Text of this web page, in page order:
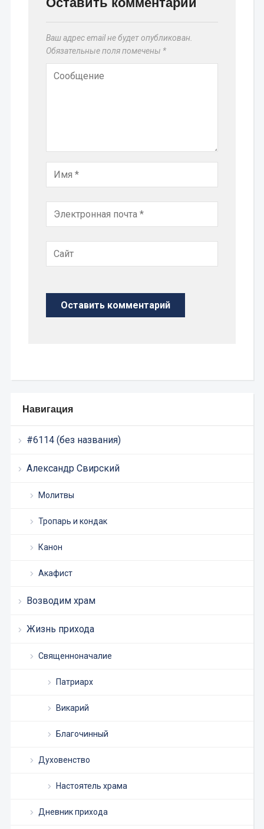
Навигация
#6114 (без названия)
Александр Свирский
Молитвы
Тропарь и кондак
Канон
Акафист
Возводим храм
Жизнь прихода
Священноначалие
Патриарх
Викарий
Благочинный
Духовенство
Настоятель храма
Дневник прихода
Ваш адрес email не будет опубликован.
Обязательные поля помечены *